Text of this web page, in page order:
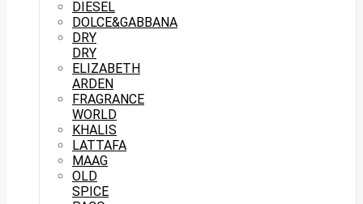
DIESEL
DOLCE&GABBANA
DRY
DRY
ELIZABETH
ARDEN
FRAGRANCE
WORLD
KHALIS
LATTAFA
MAAG
OLD
SPICE